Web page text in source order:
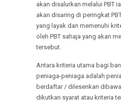
akan disalurkan melalui PBT
akan disaring di peringkat
yang layak dan memenuhi
oleh PBT sahaja yang akan
tersebut.
Antara kriteria utama bagi
peniaga-peniaga adalah
berdaftar / dilesenkan
dikutkan syarat atau kriteria